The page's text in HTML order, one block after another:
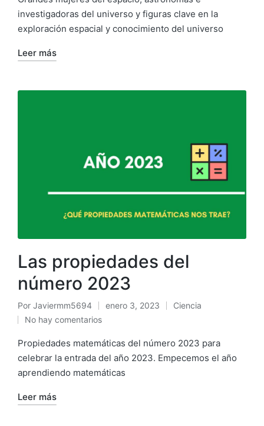
investigadoras del universo y figuras clave en la
exploración espacial y conocimiento del universo
Leer más
Las propiedades del
número 2023
Por Javiermm5694 enero 3, 2023
Ciencia
No hay comentarios
Propiedades matemáticas del número 2023 para
celebrar la entrada del año 2023. Empecemos el año
aprendiendo matemáticas
Leer más